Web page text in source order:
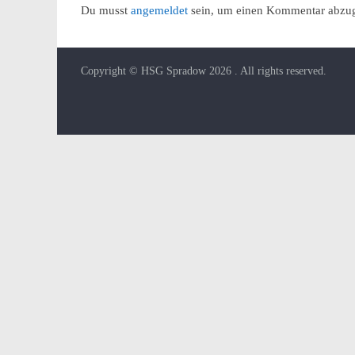
Du musst angemeldet sein, um einen Kommentar
Copyright © HSG Spradow 2026 . All rights reserved.